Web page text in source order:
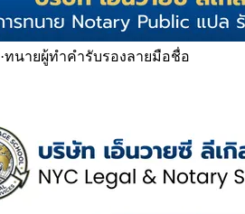
·ทนายผู้ทำคำรับรองลายมือชื่อ